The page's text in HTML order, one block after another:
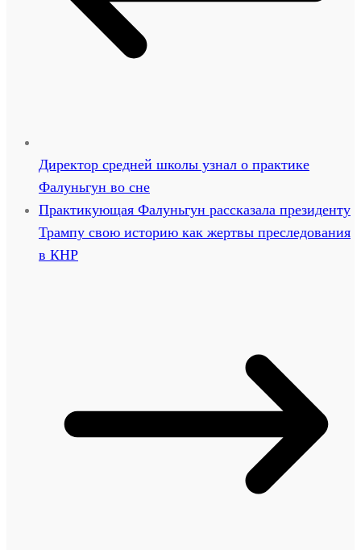
Директор средней школы узнал о практике
Фалуньгун во сне
Практикующая Фалуньгун рассказала президенту
Трампу свою историю как жертвы преследования
в КНР